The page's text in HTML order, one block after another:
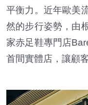
平衡力。近年歐美
然的步行姿勢，由
家赤足鞋專門店
首間實體店，讓顧